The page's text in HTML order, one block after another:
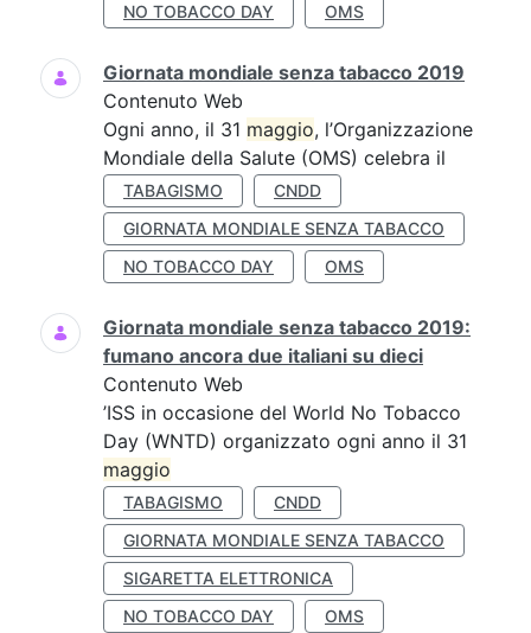
NO TOBACCO DAY
OMS
Giornata mondiale senza tabacco 2019
Contenuto Web
Ogni anno, il 31 maggio, l’Organizzazione
Mondiale della Salute (OMS) celebra il
TABAGISMO
CNDD
GIORNATA MONDIALE SENZA TABACCO
NO TOBACCO DAY
OMS
Giornata mondiale senza tabacco 2019:
fumano ancora due italiani su dieci
Contenuto Web
’ISS in occasione del World No Tobacco
Day (WNTD) organizzato ogni anno il 31
maggio
TABAGISMO
CNDD
GIORNATA MONDIALE SENZA TABACCO
SIGARETTA ELETTRONICA
NO TOBACCO DAY
OMS